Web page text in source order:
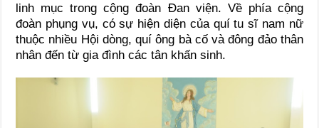
linh mục trong cộng đoàn Đan viện. Về phía cộng
đoàn phụng vụ, có sự hiện diện của quí tu sĩ nam nữ
thuộc nhiều Hội dòng, quí ông bà cố và đông đảo thân
nhân đến từ gia đình các tân khấn sinh.